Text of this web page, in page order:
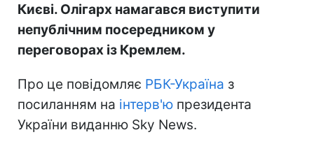
Києві. Олігарх намагався виступити
непублічним посередником у
переговорах із Кремлем.
Про це повідомляє РБК-Україна з
посиланням на інтерв'ю президента
України виданню Sky News.